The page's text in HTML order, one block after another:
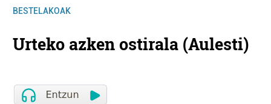
BESTELAKOAK
Urteko azken ostirala (Aulesti)